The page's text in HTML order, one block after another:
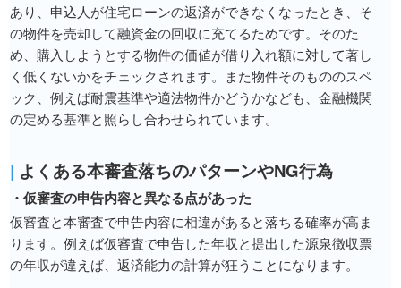
あり、申込人が住宅ローンの返済ができなくなったとき、そ
の物件を売却して融資金の回収に充てるためです。そのた
め、購入しようとする物件の価値が借り入れ額に対して著し
く低くないかをチェックされます。また物件そのもののスペ
ック、例えば耐震基準や適法物件かどうかなども、金融機関
の定める基準と照らし合わせられています。
| よくある本審査落ちのパターンやNG行為
・仮審査の申告内容と異なる点があった
仮審査と本審査で申告内容に相違があると落ちる確率が高ま
ります。例えば仮審査で申告した年収と提出した源泉徴収票
の年収が違えば、返済能力の計算が狂うことになります。